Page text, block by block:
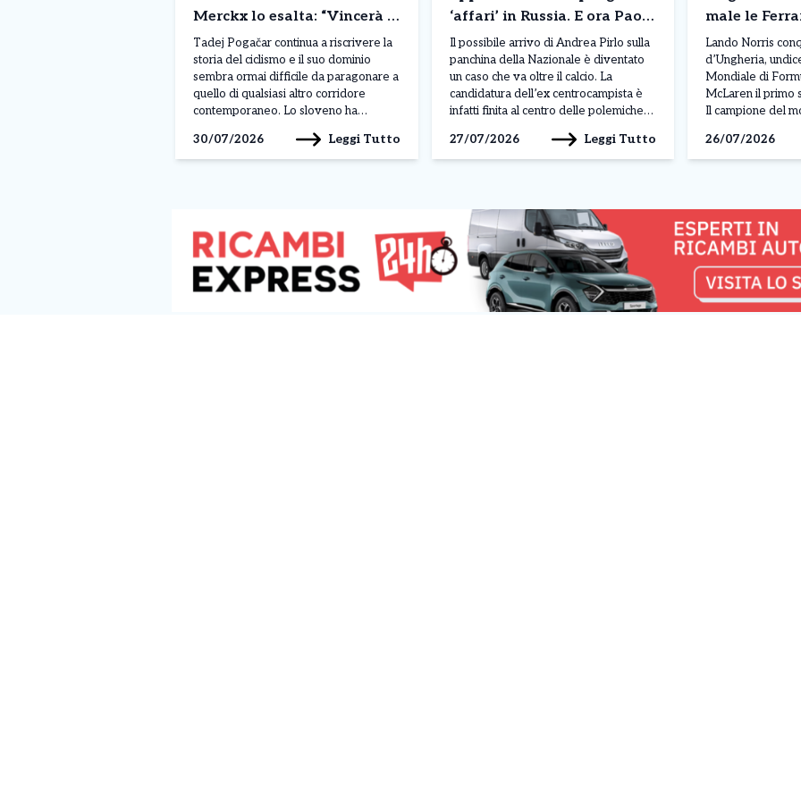
Merckx lo esalta: “Vincerà 8
Tour de France”
Tadej Pogačar continua a riscrivere la
storia del ciclismo e il suo dominio
sembra ormai difficile da paragonare a
quello di qualsiasi altro corridore
contemporaneo. Lo sloveno ha
France, il terzo consecutivo, e nel
corso della stagione ha già ottenuto 19
30/07/2026 Leggi Tutto
‘affari’ in Russia. E ora Paolo
Maldini pensa all’addio
Il possibile arrivo di Andrea Pirlo sulla
panchina della Nazionale è diventato
un caso che va oltre il calcio. La
candidatura dell’ex centrocampista è
infatti finita al centro delle polemiche
Fonbet, società di scommesse russa,
mettendo in discussione la scelta della
27/07/2026 Leggi Tutto
male le
Lando Norris
d’Ungheria,
Mondiale di
McLaren il primo
Il campione del
davanti a Max
Bull e all’italiano
porta la
26/07/2026